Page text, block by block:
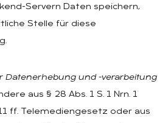
Servern Daten speichern,
Stelle für diese
Datenerhebung und -verarbeitung
aus § 28 Abs. 1 S. 1 Nrn. 1
ff. Telemediengesetz oder aus